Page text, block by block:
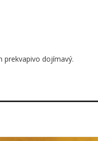
prekvapivo dojímavý.
Celá kompozícia je
Hviezda, záblesk svetla,